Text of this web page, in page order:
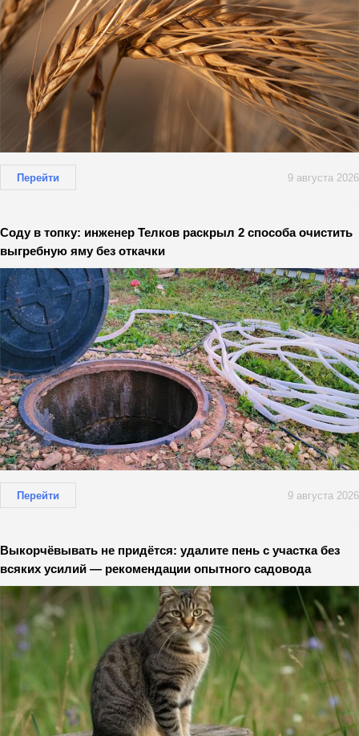
Перейти 9 августа 2026
Соду в топку: инженер Телков раскрыл 2 способа очистить
выгребную яму без откачки
Перейти 9 августа 2026
Выкорчёвывать не придётся: удалите пень с участка без
всяких усилий — рекомендации опытного садовода